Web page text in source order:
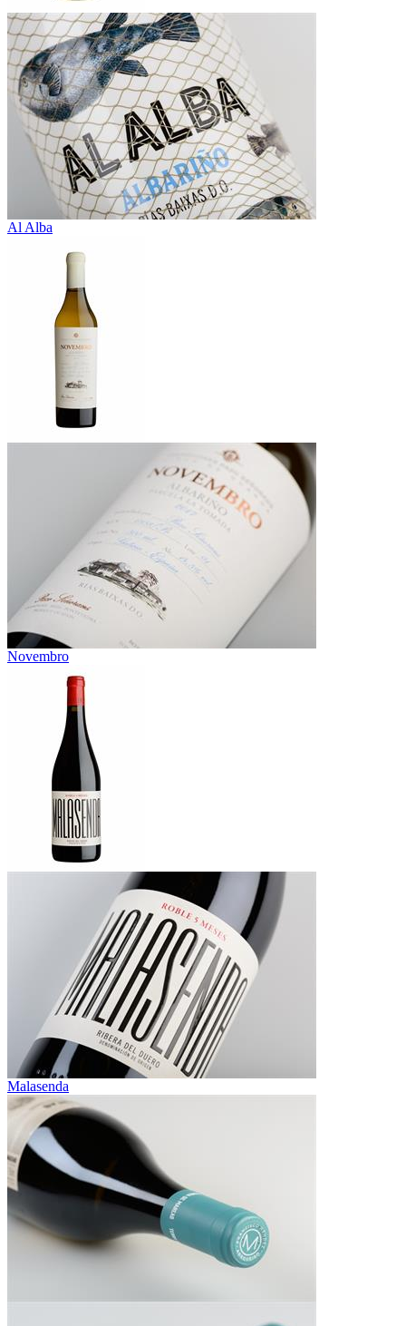
Al Alba
Novembro
Malasenda